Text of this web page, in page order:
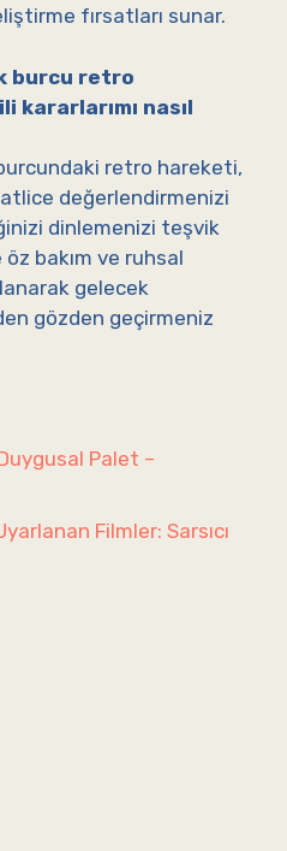
fırsatları sunar.
burcu retro
kararlarımı nasıl
retro hareketi,
değerlendirmenizi
dinlemenizi teşvik
bakım ve ruhsal
gelecek
gözden geçirmeniz
Palet –
Filmler: Sarsıcı